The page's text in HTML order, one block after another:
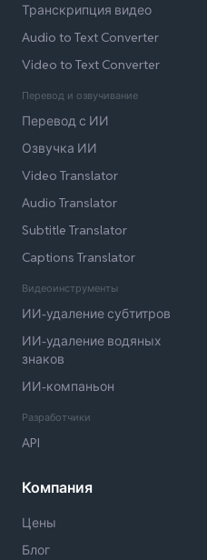
Транскрипция видео
Audio to Text Converter
Video to Text Converter
Перевод и озвучивание
Перевод с ИИ
Озвучка ИИ
Video Translator
Audio Translator
Subtitle Translator
Captions Translator
Видеоинструменты
ИИ-удаление субтитров
ИИ-удаление водяных
знаков
ИИ-компаньон
Разработчики
API
Компания
Цены
Блог